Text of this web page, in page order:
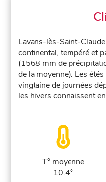
Lavans-lès-Saint-
continental, tempéré et
(1568 mm de
de la moyenne). Les
vingtaine de journées
les hivers connaissent
T° moyenne
10.4°